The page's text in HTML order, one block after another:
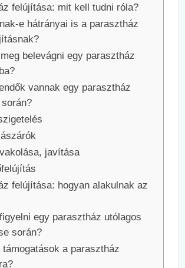
felújítása: mit kell tudni róla?
e hátrányai is a parasztház
belevágni egy parasztház
vannak egy parasztház
javítása
felújítása: hogyan alakulnak az
egy parasztház utólagos
során?
támogatások a parasztház